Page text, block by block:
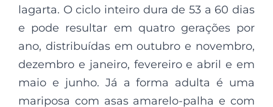
lagarta. O ciclo inteiro dura de 53 a 60 dias
e pode resultar em quatro gerações por
ano, distribuídas em outubro e novembro,
dezembro e janeiro, fevereiro e abril e em
maio e junho. Já a forma adulta é uma
mariposa com asas amarelo-palha e com